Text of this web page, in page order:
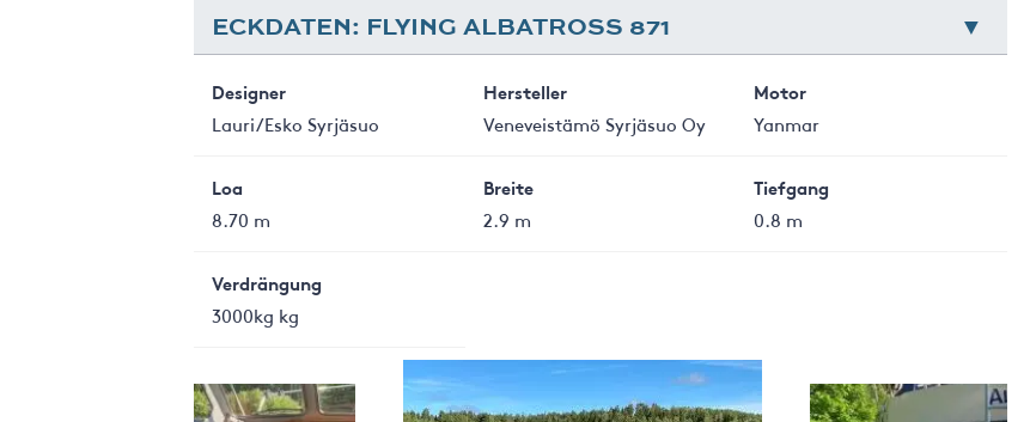
ECKDATEN: FLYING ALBATROSS 871
Designer
Lauri/Esko Syrjäsuo
Hersteller
Veneveistämö Syrjäsuo Oy
Motor
Yanmar
Loa
8.70 m
Breite
2.9 m
Tiefgang
0.8 m
Verdrängung
3000kg kg